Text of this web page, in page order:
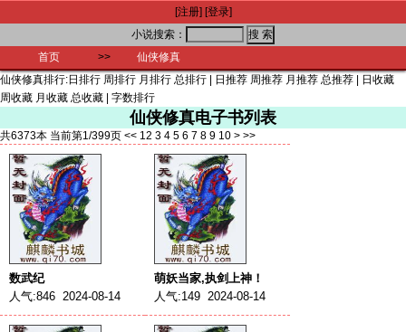
[注册] [登录]
小说搜索：
首页
>>
仙侠修真
仙侠修真排行:日排行 周排行 月排行 总排行 日推荐 周推荐 月推荐 总推荐
日收藏
周收藏 月收藏 总收藏 字数排行
仙侠修真电子书列表
共6373本 当前第1/399页 << 12 3 4 5 6 7 8 9 10 > >>
数武纪
人气:846 2024-08-14
萌妖当家,执剑上神！
人气:149 2024-08-14